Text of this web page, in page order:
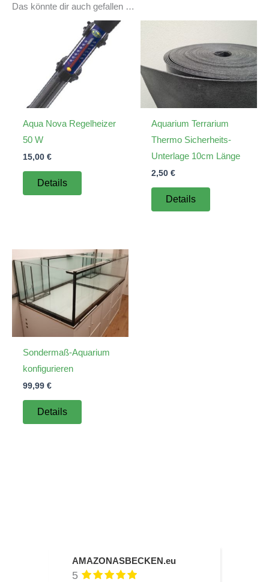
Das könnte dir auch gefallen …
Aqua Nova Regelheizer
50 W
15,00 €
Details
Aquarium Terrarium
Thermo Sicherheits-
Unterlage 10cm Länge
2,50 €
Details
Sondermaß-Aquarium
konfigurieren
99,99 €
Details
AMAZONASBECKEN.eu
5